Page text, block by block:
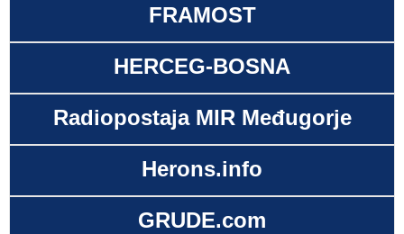
FRAMOST
HERCEG-BOSNA
Radiopostaja MIR Međugorje
Herons.info
GRUDE.com